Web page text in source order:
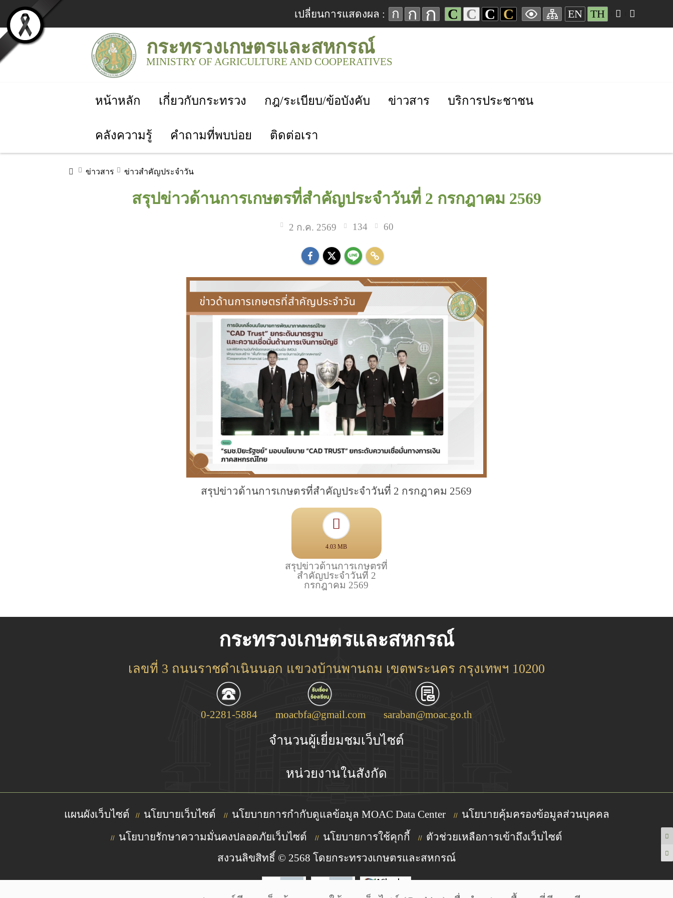
เปลี่ยนการแสดงผล : ก ก ก C C C C EN TH
กระทรวงเกษตรและสหกรณ์
MINISTRY OF AGRICULTURE AND COOPERATIVES
หน้าหลัก เกี่ยวกับกระทรวง กฎ/ระเบียบ/ข้อบังคับ ข่าวสาร บริการประชาชน
คลังความรู้ คำถามที่พบบ่อย ติดต่อเรา
ข่าวสาร ข่าวสำคัญประจำวัน
สรุปข่าวด้านการเกษตรที่สำคัญประจำวันที่ 2 กรกฎาคม 2569
2 ก.ค. 2569 134 60
สรุปข่าวด้านการเกษตรที่สำคัญประจำวันที่ 2 กรกฎาคม 2569
4.03 MB
สรุปข่าวด้านการเกษตรที่
สำคัญประจำวันที่ 2
กรกฎาคม 2569
กระทรวงเกษตรและสหกรณ์
เลขที่ 3 ถนนราชดำเนินนอก แขวงบ้านพานถม เขตพระนคร กรุงเทพฯ 10200
0-2281-5884 moacbfa@gmail.com saraban@moac.go.th
จำนวนผู้เยี่ยมชมเว็บไซต์
หน่วยงานในสังกัด
แผนผังเว็บไซต์ // นโยบายเว็บไซต์ // นโยบายการกำกับดูแลข้อมูล MOAC Data Center // นโยบายคุ้มครองข้อมูลส่วนบุคคล
// นโยบายรักษาความมั่นคงปลอดภัยเว็บไซต์ // นโยบายการใช้คุกกี้ // ตัวช่วยเหลือการเข้าถึงเว็บไซต์
สงวนลิขสิทธิ์ © 2568 โดยกระทรวงเกษตรและสหกรณ์